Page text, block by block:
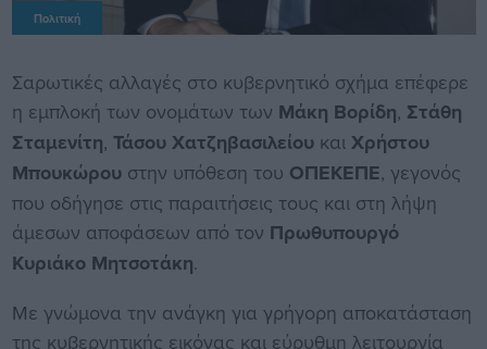
Πολιτική
Σαρωτικές αλλαγές στο κυβερνητικό σχήμα επέφερε
η εμπλοκή των ονομάτων των Μάκη Βορίδη, Στάθη
Σταμενίτη, Τάσου Χατζηβασιλείουκαι Χρήστου
Μπουκώρουστην υπόθεση του ΟΠΕΚΕΠΕ, γεγονός
που οδήγησε στις παραιτήσεις τους και στη λήψη
άμεσων αποφάσεων από τον Πρωθυπουργό
Κυριάκο Μητσοτάκη.
Με γνώμονα την ανάγκη για γρήγορη αποκατάσταση
της κυβερνητικής εικόνας και εύρυθμη λειτουργία